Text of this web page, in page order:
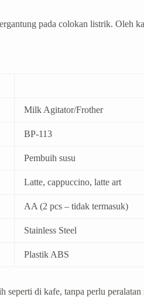
pada colokan listrik. Oleh
Milk Agitator/Frother
BP-113
Pembuih susu
Latte, cappuccino, latte art
AA (2 pcs – tidak termasuk)
Stainless Steel
Plastik ABS
di kafe, tanpa perlu